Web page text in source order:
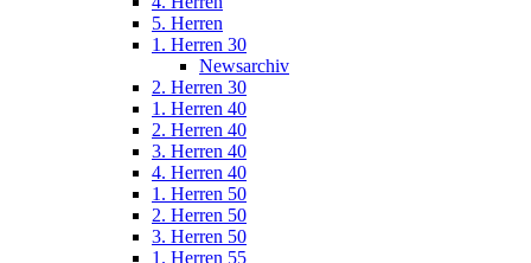
5. Herren
1. Herren 30
Newsarchiv
2. Herren 30
1. Herren 40
2. Herren 40
3. Herren 40
4. Herren 40
1. Herren 50
2. Herren 50
3. Herren 50
1. Herren 55